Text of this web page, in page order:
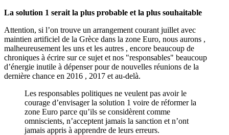
La solution 1 serait la plus probable et la plus souhaitable
Attention, si l’on trouve un arrangement courant juillet avec
maintien artificiel de la Grèce dans la zone Euro, nous aurons ,
malheureusement les uns et les autres , encore beaucoup de
chroniques à écrire sur ce sujet et nos "responsables" beaucoup
d’énergie inutile à dépenser pour de nouvelles réunions de la
dernière chance en 2016 , 2017 et au-delà.
Les responsables politiques ne veulent pas avoir le
courage d’envisager la solution 1 voire de réformer la
zone Euro parce qu’ils se considèrent comme
omniscients, n’acceptent jamais la sanction et n’ont
jamais appris à apprendre de leurs erreurs.